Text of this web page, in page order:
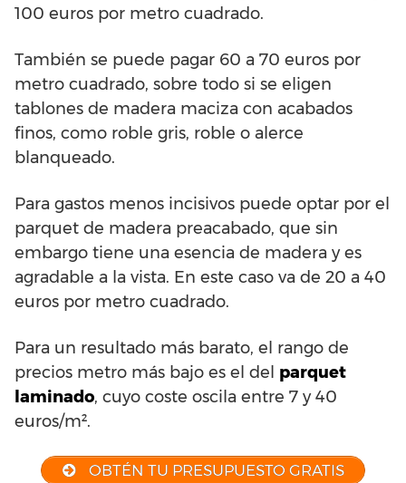
100 euros por metro cuadrado.
También se puede pagar 60 a 70 euros por
metro cuadrado, sobre todo si se eligen
tablones de madera maciza con acabados
finos, como roble gris, roble o alerce
blanqueado.
Para gastos menos incisivos puede optar por el
parquet de madera preacabado, que sin
embargo tiene una esencia de madera y es
agradable a la vista. En este caso va de 20 a 40
euros por metro cuadrado.
Para un resultado más barato, el rango de
precios metro más bajo es el del parquet
laminado, cuyo coste oscila entre 7 y 40
euros/m².
OBTÉN TU PRESUPUESTO GRATIS